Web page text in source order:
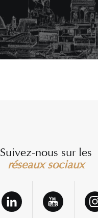
Suivez-nous sur les
réseaux sociaux